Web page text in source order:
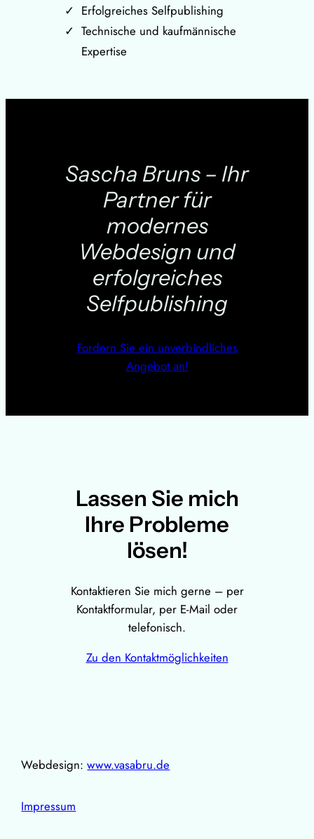
Erfolgreiches Selfpublishing
Technische und kaufmännische
Expertise
Sascha Bruns – Ihr
Partner für
modernes
Webdesign und
erfolgreiches
Selfpublishing
Fordern Sie ein unverbindliches
Angebot an!
Lassen Sie mich
Ihre Probleme
lösen!
Kontaktieren Sie mich gerne – per
Kontaktformular, per E-Mail oder
telefonisch.
Zu den Kontaktmöglichkeiten
Webdesign:www.vasabru.de
Impressum